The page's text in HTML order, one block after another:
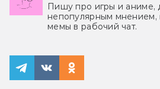
Пишу про игры и аниме,
непопулярным
мемы в рабочий чат.